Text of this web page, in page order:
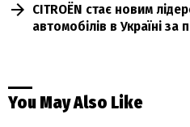
CITROЁN стає новим
автомобілів в Україні за
You May Also Like